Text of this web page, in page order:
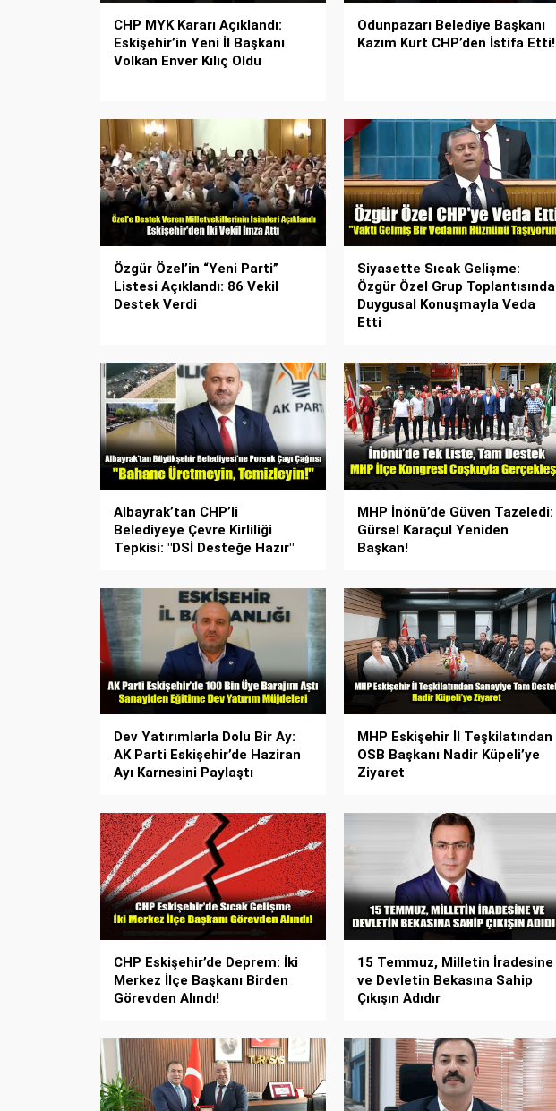
CHP MYK Kararı Açıklandı:
Eskişehir’in Yeni İl Başkanı
Volkan Enver Kılıç Oldu
Odunpazarı Belediye Başkanı
Kazım Kurt CHP’den İstifa Etti!
Özgür Özel’in “Yeni Parti”
Listesi Açıklandı: 86 Vekil
Destek Verdi
Siyasette Sıcak Gelişme:
Özgür Özel Grup Toplantısında
Duygusal Konuşmayla Veda
Etti
Albayrak’tan CHP’li
Belediyeye Çevre Kirliliği
Tepkisi: "DSİ Desteğe Hazır"
MHP İnönü’de Güven Tazeledi:
Gürsel Karaçul Yeniden
Başkan!
Dev Yatırımlarla Dolu Bir Ay:
AK Parti Eskişehir’de Haziran
Ayı Karnesini Paylaştı
MHP Eskişehir İl Teşkilatından
OSB Başkanı Nadir Küpeli’ye
Ziyaret
CHP Eskişehir’de Deprem: İki
Merkez İlçe Başkanı Birden
Görevden Alındı!
15 Temmuz, Milletin İradesine
ve Devletin Bekasına Sahip
Çıkışın Adıdır